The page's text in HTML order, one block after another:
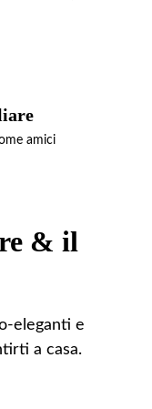
amici
& il
eleganti e
a casa.